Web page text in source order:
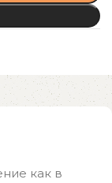
как в